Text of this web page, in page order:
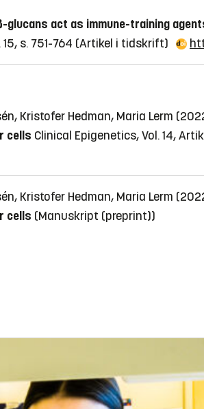
glucans act as immune-training
s. 751-764 (Artikel i tidskrift)
Kristofer Hedman, Maria Lerm
cells Clinical Epigenetics, Vol. 14,
Kristofer Hedman, Maria Lerm
cells (Manuskript (preprint))